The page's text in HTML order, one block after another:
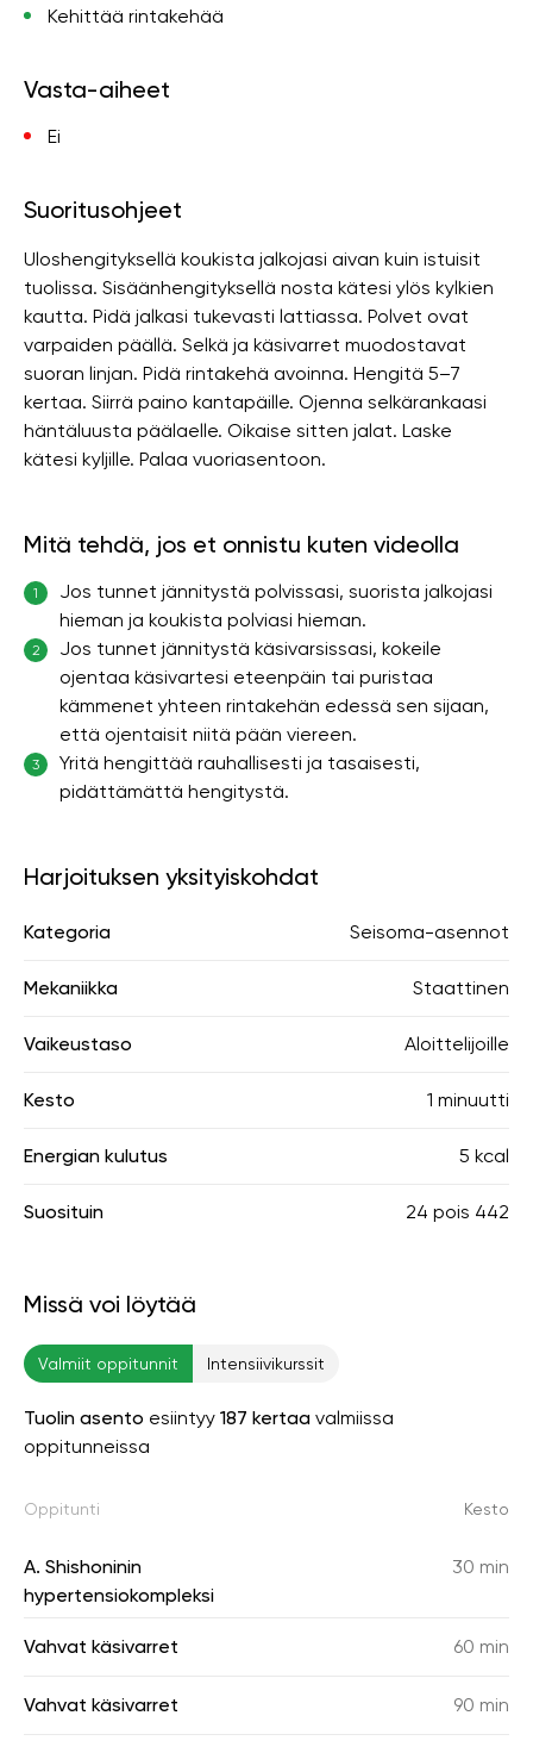
Kehittää rintakehää
Vasta-aiheet
Ei
Suoritusohjeet
Uloshengityksellä koukista jalkojasi aivan kuin istuisit
tuolissa. Sisäänhengityksellä nosta kätesi ylös kylkien
kautta. Pidä jalkasi tukevasti lattiassa. Polvet ovat
varpaiden päällä. Selkä ja käsivarret muodostavat
suoran linjan. Pidä rintakehä avoinna. Hengitä 5–7
kertaa. Siirrä paino kantapäille. Ojenna selkärankaasi
häntäluusta päälaelle. Oikaise sitten jalat. Laske
kätesi kyljille. Palaa vuoriasentoon.
Mitä tehdä, jos et onnistu kuten videolla
1
Jos tunnet jännitystä polvissasi, suorista jalkojasi
hieman ja koukista polviasi hieman.
2
Jos tunnet jännitystä käsivarsissasi, kokeile
ojentaa käsivartesi eteenpäin tai puristaa
kämmenet yhteen rintakehän edessä sen sijaan,
että ojentaisit niitä pään viereen.
3
Yritä hengittää rauhallisesti ja tasaisesti,
pidättämättä hengitystä.
Harjoituksen yksityiskohdat
Kategoria Seisoma-asennot
Mekaniikka Staattinen
Vaikeustaso Aloittelijoille
Kesto 1 minuutti
Energian kulutus 5 kcal
Suosituin 24 pois 442
Missä voi löytää
Valmiit oppitunnit Intensiivikurssit
Tuolin asento esiintyy 187 kertaa valmiissa
oppitunneissa
Oppitunti Kesto
A. Shishoninin
hypertensiokompleksi
30 min
Vahvat käsivarret 60 min
Vahvat käsivarret 90 min